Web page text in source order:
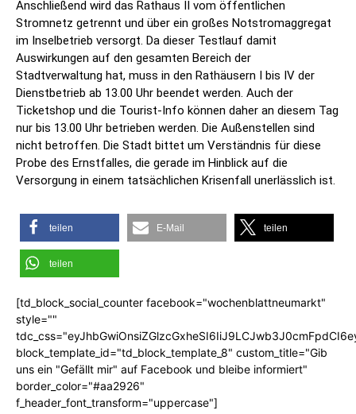
Anschließend wird das Rathaus II vom öffentlichen
Stromnetz getrennt und über ein großes Notstromaggregat
im Inselbetrieb versorgt. Da dieser Testlauf damit
Auswirkungen auf den gesamten Bereich der
Stadtverwaltung hat, muss in den Rathäusern I bis IV der
Dienstbetrieb ab 13.00 Uhr beendet werden. Auch der
Ticketshop und die Tourist-Info können daher an diesem Tag
nur bis 13.00 Uhr betrieben werden. Die Außenstellen sind
nicht betroffen. Die Stadt bittet um Verständnis für diese
Probe des Ernstfalles, die gerade im Hinblick auf die
Versorgung in einem tatsächlichen Krisenfall unerlässlich ist.
teilen E-Mail teilen
teilen
[td_block_social_counter facebook="wochenblattneumarkt"
style=""
block_template_id="td_block_template_8" custom_title="Gib
uns ein "Gefällt mir" auf Facebook und bleibe informiert"
border_color="#aa2926"
f_header_font_transform="uppercase"]